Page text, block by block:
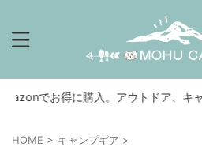
に購入。アウトドア、キャンプ用品
HOME > キャンプギア >